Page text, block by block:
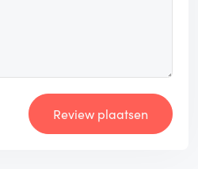
Review plaatsen